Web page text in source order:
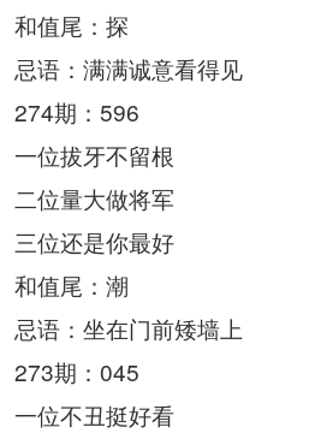
和值尾：探
忌语：满满诚意看得见
274期：596
一位拔牙不留根
二位量大做将军
三位还是你最好
和值尾：潮
忌语：坐在门前矮墙上
273期：045
一位不丑挺好看